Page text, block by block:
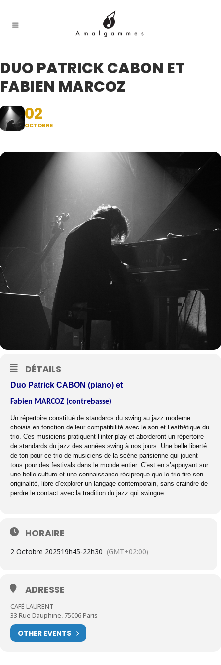
DUO PATRICK CABON ET
FABIEN MARCOZ
02
OCTOBRE
DÉTAILS
Duo Patrick CABON (piano) et
Fabien MARCOZ (contrebasse)
Un répertoire constitué de standards du swing au jazz moderne
choisis en fonction de leur compatibilité avec le son et l’esthétique du
trio. Ces musiciens pratiquent l’inter-play et aborderont un répertoire
de standards du jazz des années swing à nos jours. Une belle liberté
de ton pour ce trio de musiciens de la scène parisienne qui jouent
tous pour des festivals dans le monde entier. C’est en s’appuyant sur
une belle culture et une connaissance réciproque que le trio tire son
originalité, libre d’explorer un langage contemporain, sans craindre de
perdre le contact avec la tradition du jazz qui swingue.
HORAIRE
2 Octobre 202519h45-22h30 (GMT+02:00)
ADRESSE
CAFÉ LAURENT
33 Rue Dauphine, 75006 Paris
OTHER EVENTS